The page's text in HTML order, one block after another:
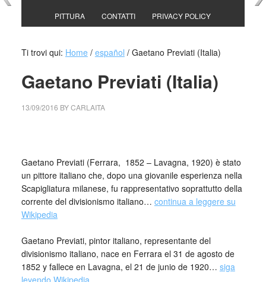
PITTURA CONTATTI PRIVACY POLICY
Ti trovi qui: Home / español /Gaetano Previati (Italia)
Gaetano Previati (Italia)
13/09/2016 BYCARLAITA
Gaetano Previati (Ferrara, 1852 – Lavagna, 1920) è stato
un pittore italiano che, dopo una giovanile esperienza nella
Scapigliatura milanese, fu rappresentativo soprattutto della
corrente del divisionismo italiano… continua a leggere su
Wikipedia
Gaetano Previati, pintor italiano, representante del
divisionismo italiano, nace en Ferrara el 31 de agosto de
1852 y fallece en Lavagna, el 21 de junio de 1920… siga
leyendo Wikipedia